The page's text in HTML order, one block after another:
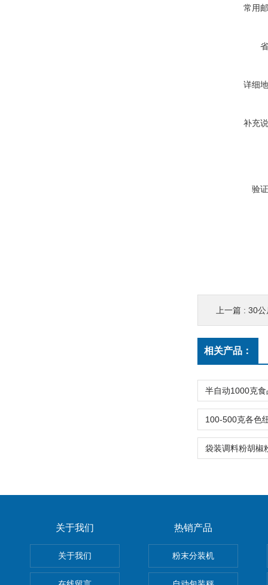
常用
详细
补充
验
上一篇 : 30公
相关产品：
关于我们
关于我们
热销产品
粉末分装机